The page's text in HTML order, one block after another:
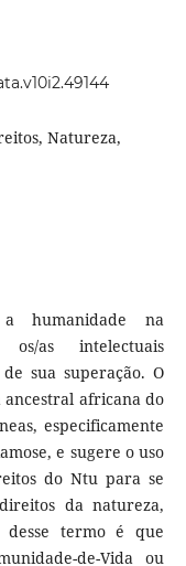
Natureza,
humanidade na
os/as intelectuais
sua superação. O
ancestral africana do
especificamente
e sugere o uso
do Ntu para se
da natureza,
desse termo é que
de-Vida ou